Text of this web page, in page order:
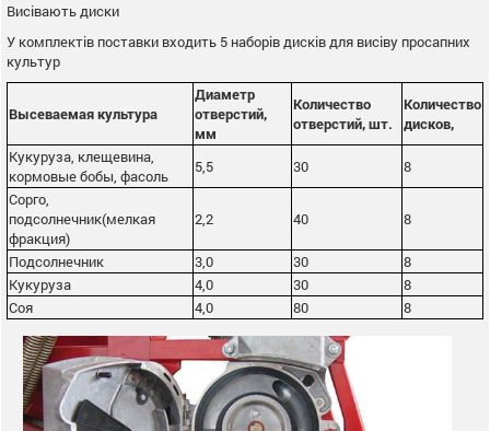
Висівають диски
У комплектів поставки входить 5 наборів дисків для висіву просапних
культур
Высеваемая культура
Диаметр
отверстий,
мм
Количество
отверстий, шт.
Количество
дисков,
Кукуруза, клещевина,
кормовые бобы, фасоль
5,5 30
8
Сорго,
подсолнечник(мелкая
фракция)
2,2 40 8
Подсолнечник 3,0 30
8
Кукуруза
4,0 30
8
Соя
4,0 80 8